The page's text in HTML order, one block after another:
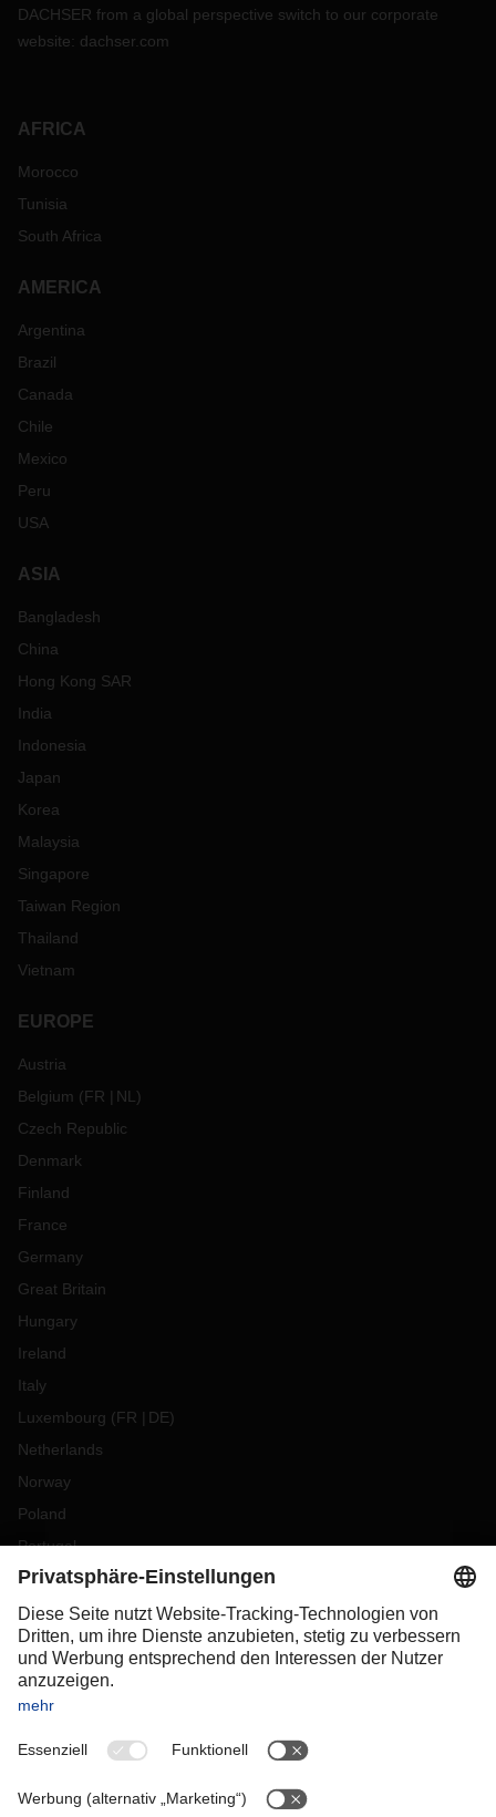
DACHSER from a global perspective switch to our corporate
website: dachser.com
AFRICA
Morocco
Tunisia
South Africa
AMERICA
Argentina
Brazil
Canada
Chile
Mexico
Peru
USA
ASIA
Bangladesh
China
Hong Kong SAR
India
Indonesia
Japan
Korea
Malaysia
Singapore
Taiwan Region
Thailand
Vietnam
EUROPE
Austria
Belgium (FR NL )
Czech Republic
Denmark
Finland
France
Germany
Great Britain
Hungary
Ireland
Italy
Luxembourg (FR DE)
Netherlands
Norway
Poland
Portugal
Romania
Slovakia
Spain
Sweden
Switzerland
OCEANIA